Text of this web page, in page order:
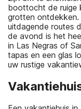
boottocht de ruige
grotten ontdekken.
uitdagende routes
de avond is het
in Las Negras of
tapas en een glas
uw rustige